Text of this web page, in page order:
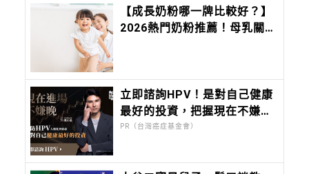
【成長奶粉哪一牌比較好？】
2026熱門奶粉推薦！母乳關
立即諮詢HPV！是對自己健康
最好的投資，把握現在不嫌
晚！
PR（台灣癌症基金會）